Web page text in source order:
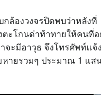
กล้องวงจรปิดพบว่าหลังที่
ตะโกนด่าท้าทายให้คนที่
จะมีอาวุธ จึงโทรศัพท์แจ้ง
หายรวมๆ ประมาณ 1 แส